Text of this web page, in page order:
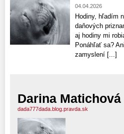
04.04.2026
Hodiny, hľadím
daňových
aj hodiny mi
Ponáhľať sa?
zamyslení [...]
Darina Matichová
dada777dada.blog.pravda.sk